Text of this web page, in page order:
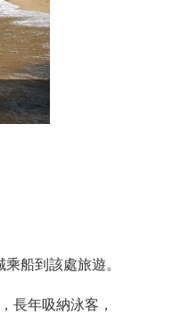
船到該處旅遊。
長年吸納泳客，